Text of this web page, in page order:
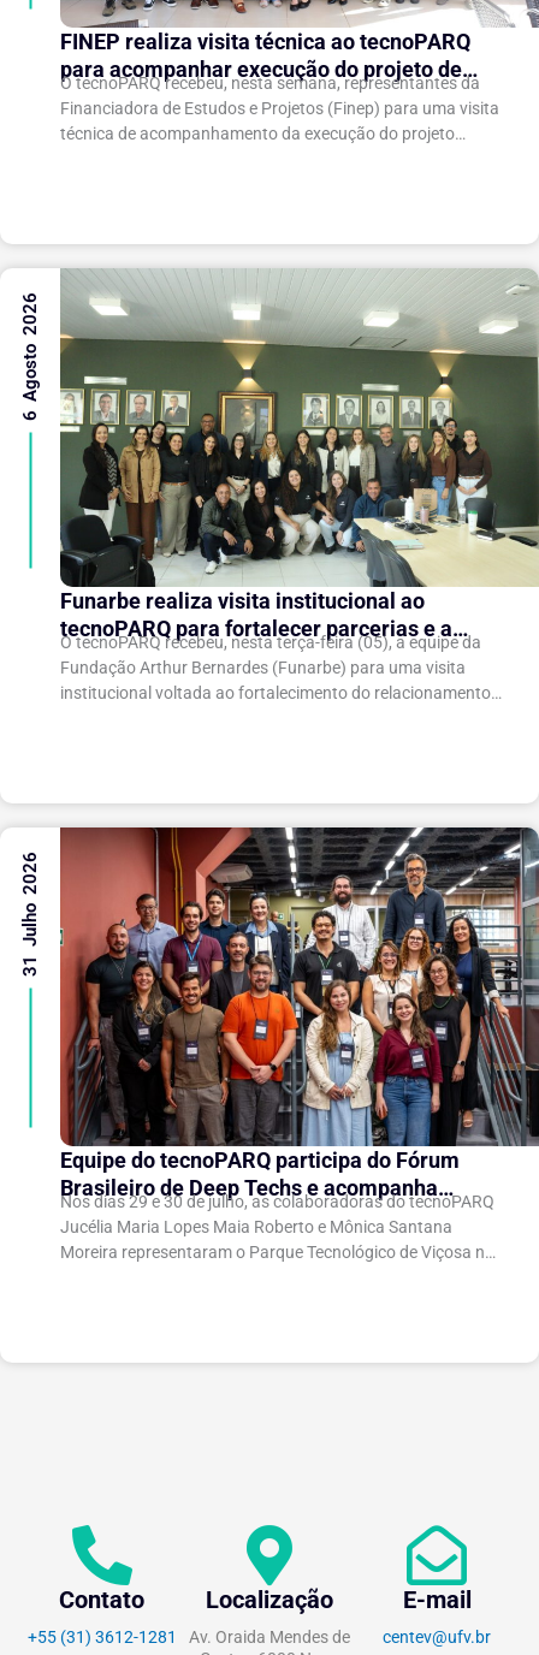
FINEP realiza visita técnica ao tecnoPARQ
para acompanhar execução do projeto de
expansão do Parque Tecnológico
O tecnoPARQ recebeu, nesta semana, representantes da
Financiadora de Estudos e Projetos (Finep) para uma visita
técnica de acompanhamento da execução do projeto
Funarbe realiza visita institucional ao
tecnoPARQ para fortalecer parcerias e a
gestão da inovação
O tecnoPARQ recebeu, nesta terça-feira (05), a equipe da
Fundação Arthur Bernardes (Funarbe) para uma visita
institucional voltada ao fortalecimento do relacionamento
6 Agosto 2026
Equipe do tecnoPARQ participa do Fórum
Brasileiro de Deep Techs e acompanha
debates sobre políticas para inovação
científica
Nos dias 29 e 30 de julho, as colaboradoras do tecnoPARQ
Jucélia Maria Lopes Maia Roberto e Mônica Santana
Moreira representaram o Parque Tecnológico de Viçosa no
31 Julho 2026
Contato
+55 (31) 3612-1281
Localização
Av. Oraida Mendes de
E-mail
centev@ufv.br